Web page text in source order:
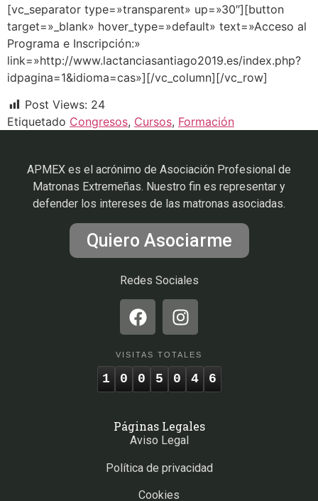
[vc_separator type=»transparent» up=»30″][button
target=»_blank» hover_type=»default» text=»Acceso al
Programa e Inscripción:»
link=»http://www.lactanciasantiago2019.es/index.php?
idpagina=1&idioma=cas»][/vc_column][/vc_row]
Post Views: 24
Etiquetado Congresos, Cursos, Formación
APMEX es el acrónimo de Asociación Profesional de
Matronas Extremeñas. Nuestro fin es representar y
defender los intereses de las matronas asociadas.
Quiero Asociarme
Redes Sociales
VISITAS TOTALES
1 0 0 5 0 4 6
Páginas Legales
Aviso Legal
Política de privacidad
Cookies